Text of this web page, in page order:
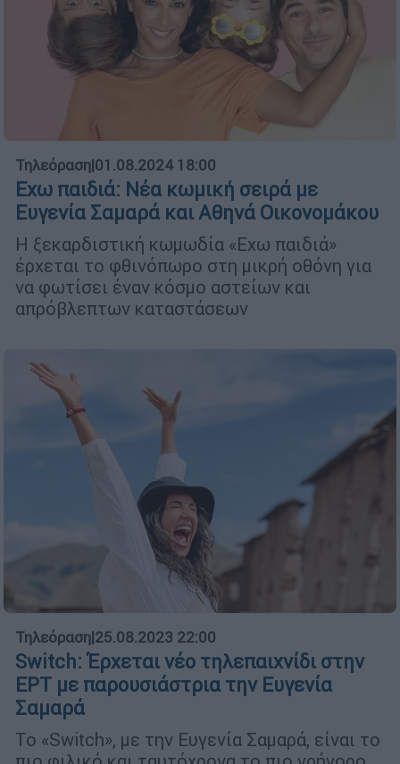
Τηλεόραση|01.08.2024 18:00
Εχω παιδιά: Νέα κωμική σειρά με
Ευγενία Σαμαρά και Αθηνά Οικονομάκου
Η ξεκαρδιστική κωμωδία «Εχω παιδιά»
έρχεται το φθινόπωρο στη μικρή οθόνη για
να φωτίσει έναν κόσμο αστείων και
απρόβλεπτων καταστάσεων
Τηλεόραση|25.08.2023 22:00
Switch: Έρχεται νέο τηλεπαιχνίδι στην
ΕΡΤ με παρουσιάστρια την Ευγενία
Σαμαρά
Το «Switch», με την Ευγενία Σαμαρά, είναι το